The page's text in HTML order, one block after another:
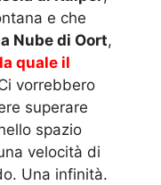
e che
Nube di Oort,
quale il
vorrebbero
superare
spazio
velocità di
Una infinità.